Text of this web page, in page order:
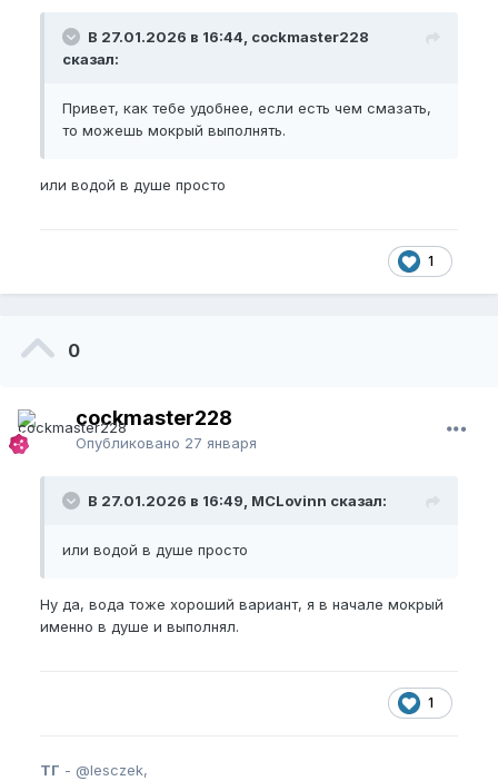
В 27.01.2026 в 16:44, cockmaster228
сказал:
Привет, как тебе удобнее, если есть чем смазать,
то можешь мокрый выполнять.
или водой в душе просто
1
0
cockmaster228
Опубликовано 27 января
В 27.01.2026 в 16:49, MCLovinn сказал:
или водой в душе просто
Ну да, вода тоже хороший вариант, я в начале мокрый
именно в душе и выполнял.
1
ТГ - @lesczek,